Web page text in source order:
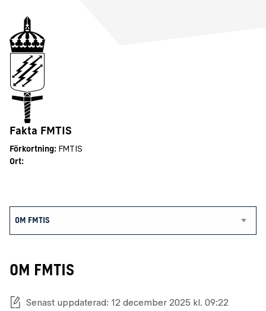
Fakta FMTIS
Förkortning: FMTIS
Ort:
OM FMTIS
Senast uppdaterad: 12 december 2025 kl. 09:22